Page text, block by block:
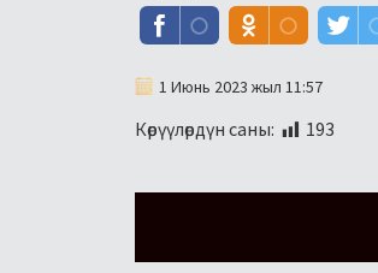
1 Июнь 2023 жыл 11:57
Көрүүлөрдүн саны: 193